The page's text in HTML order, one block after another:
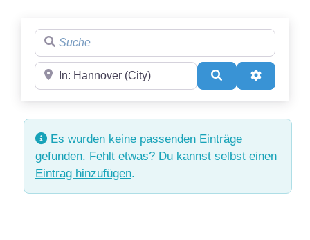
Suche
Region Suchen
Es wurden keine passenden Einträge
gefunden. Fehlt etwas? Du kannst selbst einen
Eintrag hinzufügen.